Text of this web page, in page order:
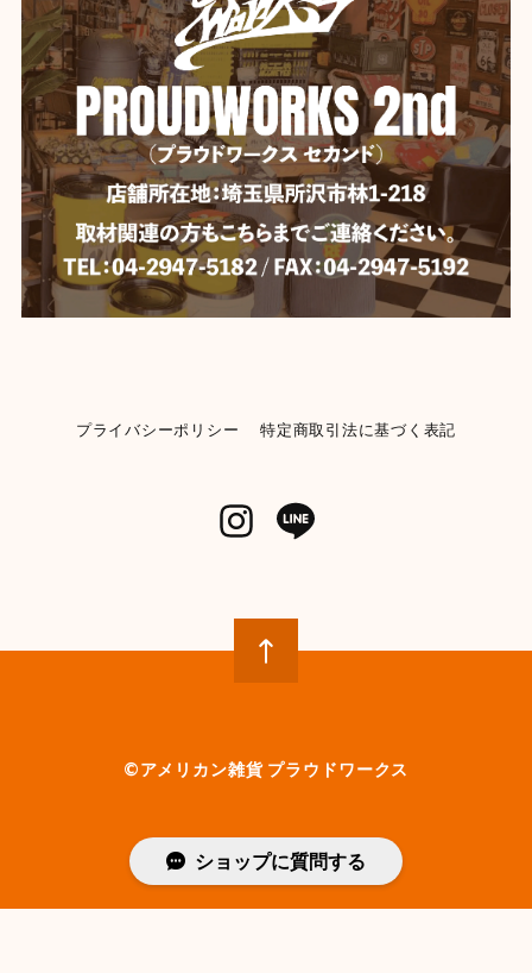
プライバシーポリシー 特定商取引法に基づく表記
©︎アメリカン雑貨 プラウドワークス
ショップに質問する